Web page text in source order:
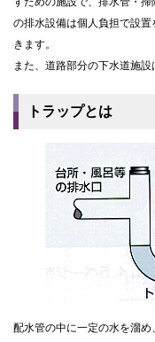
の排水設備は個人負担で設
きます。
また、道路部分の下水道施設
トラップとは
配水管の中に一定の水を溜